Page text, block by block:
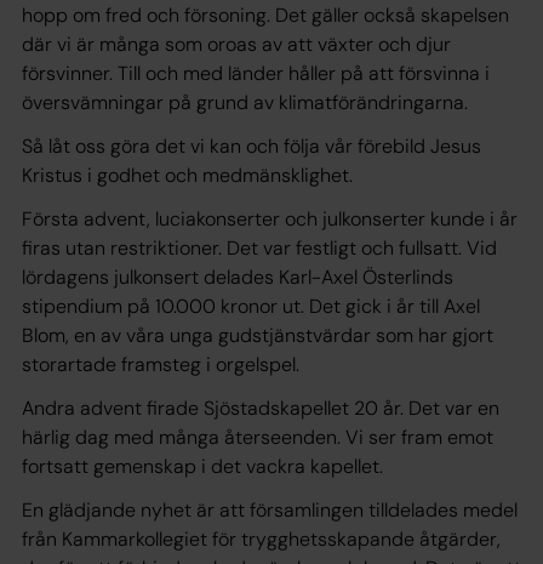
hopp om fred och försoning. Det gäller också skapelsen
där vi är många som oroas av att växter och djur
försvinner. Till och med länder håller på att försvinna i
översvämningar på grund av klimatförändringarna.
Så låt oss göra det vi kan och följa vår förebild Jesus
Kristus i godhet och medmänsklighet.
Första advent, luciakonserter och julkonserter kunde i år
firas utan restriktioner. Det var festligt och fullsatt. Vid
lördagens julkonsert delades Karl-Axel Österlinds
stipendium på 10.000 kronor ut. Det gick i år till Axel
Blom, en av våra unga gudstjänstvärdar som har gjort
storartade framsteg i orgelspel.
Andra advent firade Sjöstadskapellet 20 år. Det var en
härlig dag med många återseenden. Vi ser fram emot
fortsatt gemenskap i det vackra kapellet.
En glädjande nyhet är att församlingen tilldelades medel
från Kammarkollegiet för trygghetsskapande åtgärder,